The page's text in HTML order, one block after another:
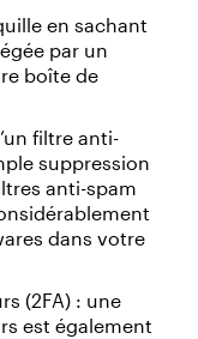
en sachant
par un
boîte de
filtre anti-
suppression
anti-spam
dans votre
(2FA) : une
est également